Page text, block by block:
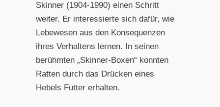
Skinner (1904-1990) einen Schritt
weiter. Er interessierte sich dafür, wie
Lebewesen aus den Konsequenzen
ihres Verhaltens lernen. In seinen
berühmten „Skinner-Boxen“ konnten
Ratten durch das Drücken eines
Hebels Futter erhalten.